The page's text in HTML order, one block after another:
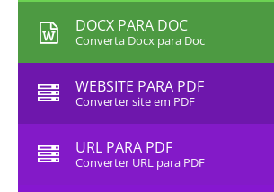
DOCX PARA DOC
Converta Docx para Doc
WEBSITE PARA PDF
Converter site em PDF
URL PARA PDF
Converter URL para PDF